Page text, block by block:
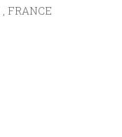
, FRANCE